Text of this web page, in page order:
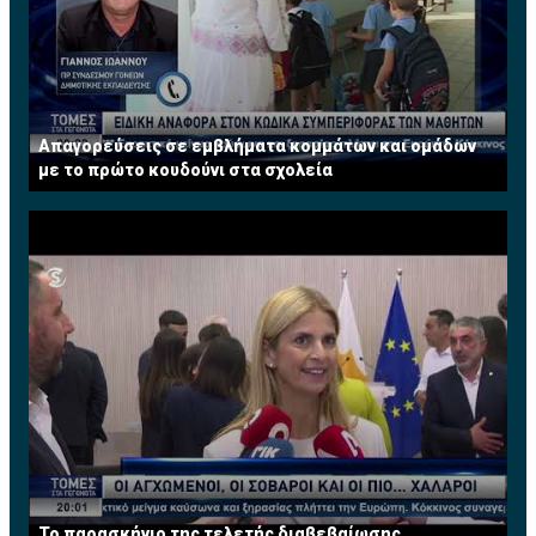
Απαγορεύσεις σε εμβλήματα κομμάτων και ομάδων
με το πρώτο κουδούνι στα σχολεία